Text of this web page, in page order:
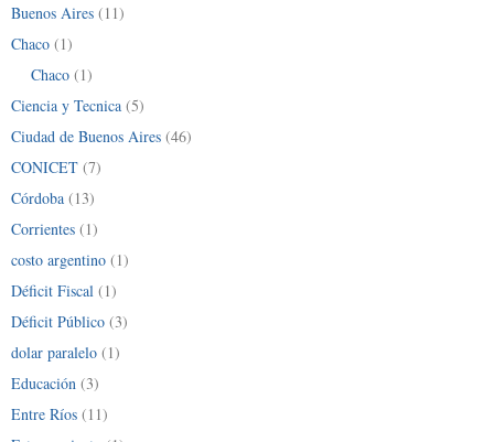
Buenos Aires (11)
Chaco (1)
Chaco (1)
Ciencia y Tecnica (5)
Ciudad de Buenos Aires (46)
CONICET (7)
Córdoba (13)
Corrientes (1)
costo argentino (1)
Déficit Fiscal (1)
Déficit Público (3)
dolar paralelo (1)
Educación (3)
Entre Ríos (11)